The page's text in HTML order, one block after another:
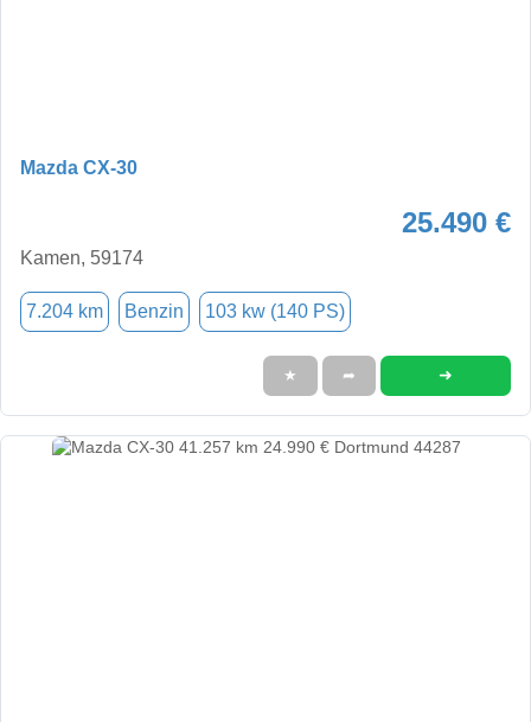
Mazda CX-30
25.490 €
Kamen, 59174
7.204 km Benzin 103 kw (140 PS)
★ ➦ ➜